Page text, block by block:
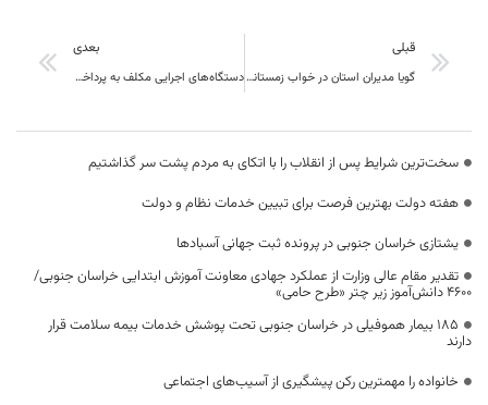
قبلی
گویا مدیران استان در خواب زمستانی هستند !
بعدی
دستگاه‌های اجرایی مکلف به پرداخت عوارض شهری هستند
سخت‌ترین شرایط پس از انقلاب را با اتکای به مردم پشت سر گذاشتیم
هفته دولت بهترین فرصت برای تبیین خدمات نظام و دولت
یشتازی خراسان جنوبی در پرونده ثبت جهانی آسبادها
تقدیر مقام عالی وزارت از عملکرد جهادی معاونت آموزش ابتدایی خراسان جنوبی/
۴۶۰۰ دانش‌آموز زیر چتر «طرح حامی»
۱۸۵ بیمار هموفیلی در خراسان جنوبی تحت پوشش خدمات بیمه سلامت قرار
دارند
خانواده را مهمترین رکن پیشگیری از آسیب‌های اجتماعی